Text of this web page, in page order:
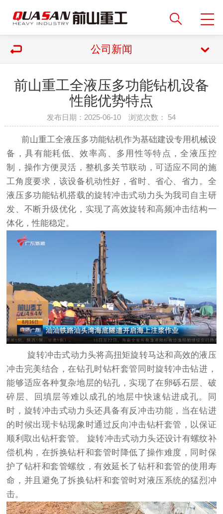
公司新闻
前山重工全液压多功能钻机设备
性能优势特点
发布日期：2025-06-10 浏览次数： 54
前山重工全液压多功能钻机作为基础建设专用机械设
备，具有能耗低、效率高、多用性等特点，全液压控
制，操作方便灵活，整机多关节联动，可适应不同的施
工角度要求，该设备机动性好，省时、省心、省力。全
液压多功能钻机搭载的旋转冲击式动力头为我司自主研
发、不断升级优化，实现了高效旋转和高频冲击结构一
体化，性能稳定。
旋转冲击式动力头将高扭矩旋转马达和高效的液压
冲击完美结合，在钻孔时钻杆套管同时旋转冲击钻进，
能够适应各种复杂地层的钻孔，实现了在卵砾石层、破
碎层、回填层等难以成孔的地层中快速钻进成孔。同
时，旋转冲击式动力头还具备有反冲击功能，当在钻进
的时候出现卡钻现象时通过反向冲击钻杆套管，以保证
顺利取出钻杆套管。 旋转冲击式动力头还设计有螺纹补
偿机构，在拆换钻杆和套管时降低了操作难度，同时保
护了钻杆和套管螺纹，有效延长了钻杆和套管的使用寿
命，并且避免了拆换钻杆和套管时对液压系统的猛烈冲
击。